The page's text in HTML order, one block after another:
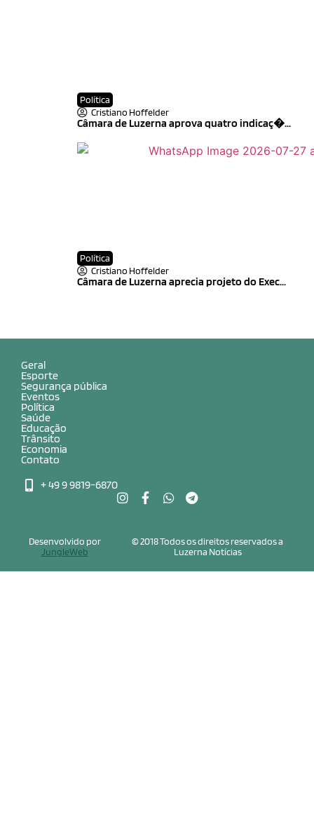
Política
Cristiano Hoffelder
Câmara de Luzerna aprova quatro indicaç�...
Política
Cristiano Hoffelder
Câmara de Luzerna aprecia projeto do Exec...
Geral
Esporte
Segurança pública
Eventos
Política
Saúde
Educação
Trânsito
Economia
Contato
+ 49 9 9819-6870
© 2018 Todos os direitos reservados a
Luzerna Notícias
Desenvolvido por
JungleWeb